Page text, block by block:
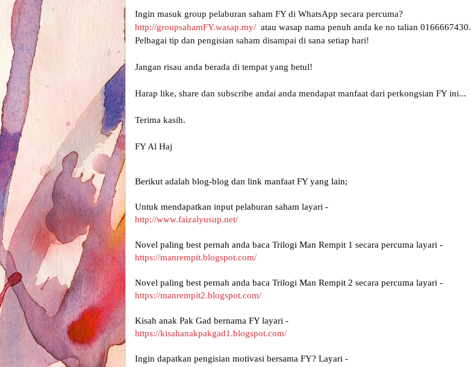
Ingin masuk group pelaburan saham FY di WhatsApp secara percuma?
http://groupsahamFY.wasap.my/
  atau wasap nama penuh anda ke no talian 0166667430.
Pelbagai tip dan pengisian saham disampai di sana setiap hari!
Jangan risau anda berada di tempat yang betul!
Harap like, share dan subscribe andai anda mendapat manfaat dari perkongsian FY ini...
Terima kasih.
FY Al Haj
Berikut adalah blog-blog dan link manfaat FY yang lain;
Untuk mendapatkan input pelaburan saham layari -
http://www.faizalyusup.net/
Novel paling best pernah anda baca Trilogi Man Rempit 1 secara percuma layari -
https://manrempit.blogspot.com/
Novel paling best pernah anda baca Trilogi Man Rempit 2 secara percuma layari -
https://manrempit2.blogspot.com/
Kisah anak Pak Gad bernama FY layari -
https://kisahanakpakgad1.blogspot.com/
Ingin dapatkan pengisian motivasi bersama FY? Layari -